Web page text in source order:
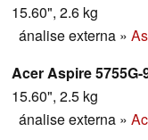
15.60", 2.6 kg
ánalise externa »
Acer Aspire 5755G-
15.60", 2.5 kg
ánalise externa »